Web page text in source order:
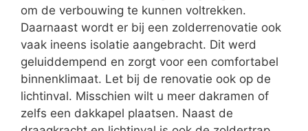
om de verbouwing te kunnen voltrekken.
Daarnaast wordt er bij een zolderrenovatie ook
vaak ineens isolatie aangebracht. Dit werd
geluiddempend en zorgt voor een comfortabel
binnenklimaat. Let bij de renovatie ook op de
lichtinval. Misschien wilt u meer dakramen of
zelfs een dakkapel plaatsen. Naast de